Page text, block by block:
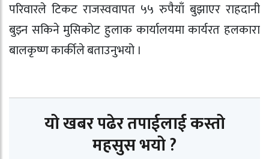
परिवारले टिकट राजस्ववापत ५५ रुपैयाँ बुझाएर राहदानी
बुझ्न सकिने मुसिकोट हुलाक कार्यालयमा कार्यरत हलकारा
बालकृष्ण कार्कीले बताउनुभयो ।
यो खबर पढेर तपाईलाई कस्तो
महसुस भयो ?